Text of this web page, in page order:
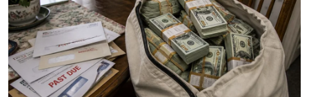
Nasional
Anwar arah siasatan
menyeluruh kejadian anggota
polis maut di Beaufort